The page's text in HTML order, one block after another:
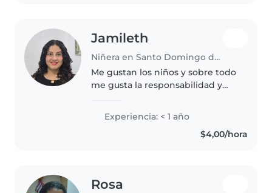
Jamileth
Niñera en Santo Domingo de los Colorados
Me gustan los niños y sobre todo
me gusta la responsabilidad y
mis actividadesamar lo que
haces es la clave
Experiencia: < 1 año
$4,00/hora
Rosa